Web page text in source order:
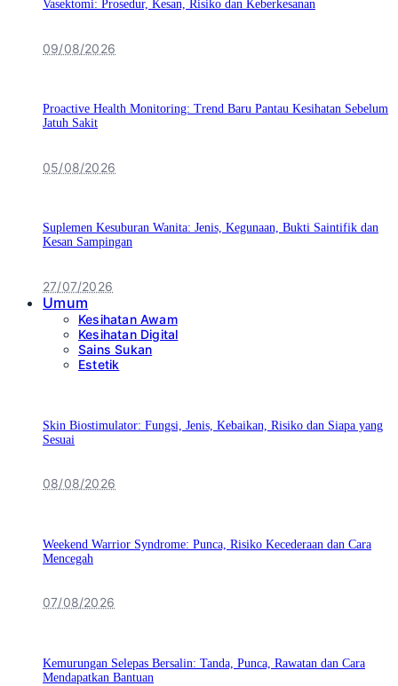
Vasektomi: Prosedur, Kesan, Risiko dan Keberkesanan
09/08/2026
Proactive Health Monitoring: Trend Baru Pantau Kesihatan Sebelum
Jatuh Sakit
05/08/2026
Suplemen Kesuburan Wanita: Jenis, Kegunaan, Bukti Saintifik dan
Kesan Sampingan
27/07/2026
Umum
Kesihatan Awam
Kesihatan Digital
Sains Sukan
Estetik
Skin Biostimulator: Fungsi, Jenis, Kebaikan, Risiko dan Siapa yang
Sesuai
08/08/2026
Weekend Warrior Syndrome: Punca, Risiko Kecederaan dan Cara
Mencegah
07/08/2026
Kemurungan Selepas Bersalin: Tanda, Punca, Rawatan dan Cara
Mendapatkan Bantuan